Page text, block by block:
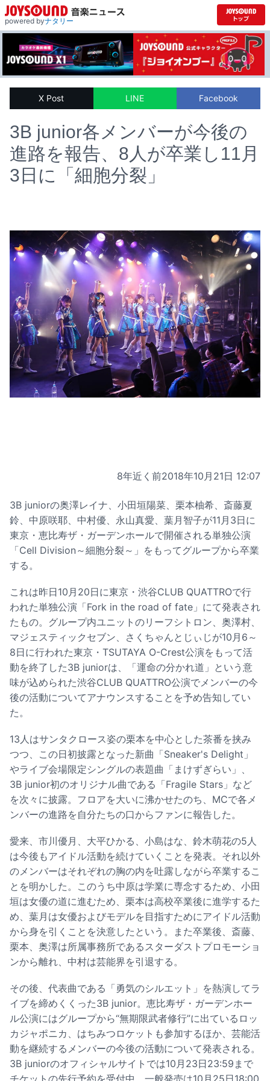
powered byナタリー
X Post LINE Facebook
3B junior各メンバーが今後の
進路を報告、8人が卒業し11月
3日に「細胞分裂」
8年近く前2018年10月21日 12:07
3B juniorの奥澤レイナ、小田垣陽菜、栗本柚希、斎藤夏
鈴、中原咲耶、中村優、永山真愛、葉月智子が11月3日に
東京・恵比寿ザ・ガーデンホールで開催される単独公演
「Cell Division～細胞分裂～」をもってグループから卒業
する。
これは昨日10月20日に東京・渋谷CLUB QUATTROで行
われた単独公演「Fork in the road of fate」にて発表され
たもの。グループ内ユニットのリーフシトロン、奥澤村、
マジェスティックセブン、さくちゃんとじぃじが10月6～
8日に行われた東京・TSUTAYA O-Crest公演をもって活
動を終了した3B juniorは、「運命の分かれ道」という意
味が込められた渋谷CLUB QUATTRO公演でメンバーの今
後の活動についてアナウンスすることを予め告知してい
た。
13人はサンタクロース姿の栗本を中心とした茶番を挟み
つつ、この日初披露となった新曲「Sneaker's Delight」
やライブ会場限定シングルの表題曲「まけずぎらい」、
3B junior初のオリジナル曲である「Fragile Stars」など
を次々に披露。フロアを大いに沸かせたのち、MCで各メ
ンバーの進路を自分たちの口からファンに報告した。
愛来、市川優月、大平ひかる、小島はな、鈴木萌花の5人
は今後もアイドル活動を続けていくことを発表。それ以外
のメンバーはそれぞれの胸の内を吐露しながら卒業するこ
とを明かした。このうち中原は学業に専念するため、小田
垣は女優の道に進むため、栗本は高校卒業後に進学するた
め、葉月は女優およびモデルを目指すためにアイドル活動
から身を引くことを決意したという。また卒業後、斎藤、
栗本、奥澤は所属事務所であるスターダストプロモーショ
ンから離れ、中村は芸能界を引退する。
その後、代表曲である「勇気のシルエット」を熱演してラ
イブを締めくくった3B junior。恵比寿ザ・ガーデンホー
ル公演にはグループから“無期限武者修行”に出ているロッ
カジャポニカ、はちみつロケットも参加するほか、芸能活
動を継続するメンバーの今後の活動について発表される。
3B juniorのオフィシャルサイトでは10月23日23:59まで